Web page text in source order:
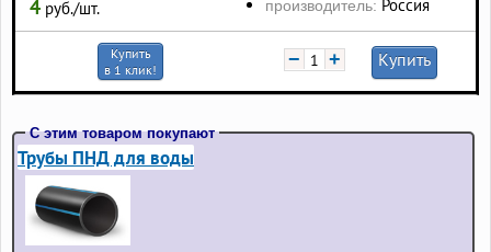
4 руб./шт. производитель: Россия
Купить
в 1 клик!
− + Купить
С этим товаром покупают
Трубы ПНД для воды